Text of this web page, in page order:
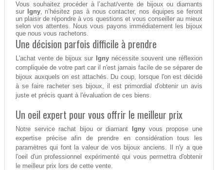
Vous souhaitez procéder à l’achat/vente de bijoux ou diamants
sur
Igny, n’hésitez pas à nous contacter, nos équipes se feront
un plaisir de répondre à vos questions et vous conseiller au mieux
selon vos attentes. Nous vous payons immédiatement les bijoux
que nous vous rachetons.
Une décision parfois difficile à prendre
L'achat vente de bijoux sur Ignynécessite souvent une réflexion
compliquée de votre part car il n'est jamais facile de se séparer de
bijoux auxquels on est attachés. Du coup, lorsque l'on est décidé
à se faire racheter ses bijoux, il est primordial d'obtenir un avis
juste et précis quant à l'évaluation de ces biens.
Un oeil expert pour vous offrir le meilleur prix
Notre service rachat bijou or diamant Igny vous propose une
expertise précise afin de prendre en considération tous les
paramètres qui font la valeur de vos bijoux anciens. Il n'y a que
l'oeil d'un professionnel expérimenté qui vous permettra d'obtenir
le meilleur prix lors de cette vente.